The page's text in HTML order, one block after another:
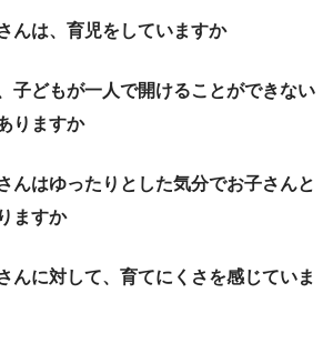
んは、育児をしていますか
子どもが一人で開けることができない
りますか
んはゆったりとした気分でお子さんと
ますか
んに対して、育てにくさを感じていま